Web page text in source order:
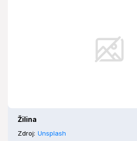
Žilina
Zdroj: Unsplash